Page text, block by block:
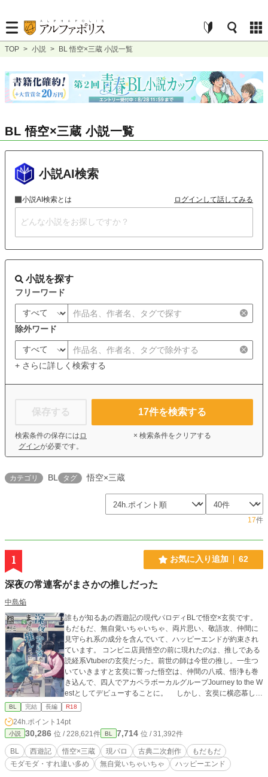
TOP > 小説 > BL 悟空×三蔵 小説一覧
BL 悟空×三蔵 小説一覧
小説AI検索
小説AI検索とは ログインして話してみる
小説を探す
フリーワード
除外ワード
+ さらに詳しく検索する
保存する
検索条件の保存には ロ
グインが必要です。
17件を検索する
× 検索条件をクリアする
カテゴリ BL タグ 悟空×三蔵
17件
1 お気に入り追加 62
深夜の常連客がまさかの推しだった
中島焔
誰もが知るあの西遊記の現代パロディBLで悟空×玄奘です。
もだもだ、無自覚いちゃいちゃ、両片思い、敬語攻、仲間に
見守られ系の成分を含んでいて、ハッピーエンドが約束され
ています。 コンビニ店員悟空の前に現れたのは、推しである
読経系Vtuberの玄奘だった。前世の師は今世の推し。一生つ
いていきますと玄奘に誓った悟空は、仲間の八戒、悟浄も巻
き込んで、四人でアカペラボーカルグループJourney to the W
estとしてデビューすることに。 しかし、玄奘に横恋慕した
ヤクザから逃れるために、まずは悟空に求められたのは恋人
のふりをしてキスを見せつけること…⁉︎ オタクは推しとつ
きあってはならないと動揺しながらも、毎日推しの笑顔を至
近距離で見せられればドキドキしないはずがなく、もだもだ
無自覚いちゃいちゃ同棲生活が今、始まる。 よかったらお気
に入り登録していただけると嬉しいです。 表紙は大鷲さんhtt
ps://twitter.com/owsup1 に描いていただきました。 こちらで
BL 完結 長編 R18
24h.ポイント 14pt
小説 30,286 位 / 228,621件 BL 7,714 位 / 31,392件
BL 西遊記 悟空×三蔵 現パロ 古典二次創作
もだもだ
モダモダ・すれ違い多め
無自覚いちゃいちゃ ハッピーエンド